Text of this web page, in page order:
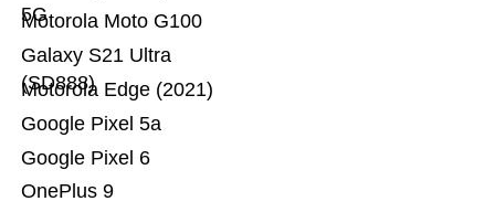
OnePlus 9
Google Pixel 6
Google Pixel 5a
Motorola Edge (2021)
Galaxy S21 Ultra
(SD888)
Motorola Moto G100
5G